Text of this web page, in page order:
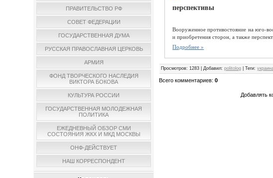
ПРАВИТЕЛЬСТВО РФ
СОВЕТ ФЕДЕРАЦИИ
ГОСУДАРСТВЕННАЯ ДУМА
РУССКАЯ ПРАВОСЛАВНАЯ ЦЕРКОВЬ
АРМИЯ
ФОНД ТВОРЧЕСКОГО НАСЛЕДИЯ
ВИКТОРА БОКОВА
КУЛЬТУРА РОССИИ
ГОСУДАРСТВЕННАЯ МОЛОДЕЖНАЯ
ПОЛИТИКА
ЕЖЕДНЕВНЫЙ ОБЗОР СМИ
СОСТОЯНИЯ ЖКХ И МКД МОСКВЫ
ОНФ-ДЕЙСТВУЕТ
НАШ КОРРЕСПОНДЕНТ
перспективы
Вооруженное противостояние на юго-
и приобретения сторон, а также
Подробнее »
Просмотров: 1283 Добавил: politolog |Теги:
Всего комментариев:0
Добавлять